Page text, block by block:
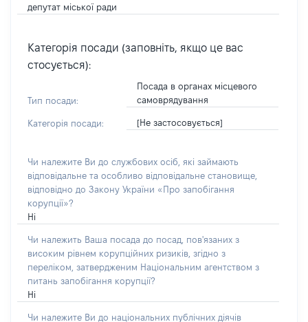
депутат міської ради
Категорія посади (заповніть, якщо це вас
стосується):
Тип посади:
Посада в органах місцевого
самоврядування
Категорія посади: [Не застосовується]
Чи належите Ви до службових осіб, які займають
відповідальне та особливо відповідальне становище,
відповідно до Закону України «Про запобігання
корупції»?
Ні
Чи належить Ваша посада до посад, пов'язаних з
високим рівнем корупційних ризиків, згідно з
переліком, затвердженим Національним агентством з
питань запобігання корупції?
Ні
Чи належите Ви до національних публічних діячів